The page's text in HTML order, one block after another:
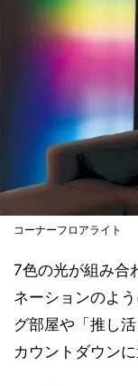
コーナーフロアライト
7色の光が組み合
ネーションのよ
グ部屋や「推し
カウントダウン